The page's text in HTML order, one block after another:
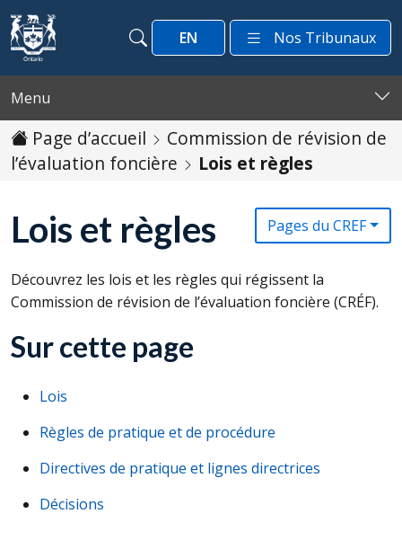
Passer au contenu
Recherche
Recherche
EN Nos Tribunaux
Menu
Page d’accueil
Commission de révision de
l’évaluation foncière
Lois et règles
Lois et règles Pages du CREF
Découvrez les lois et les règles qui régissent la
Commission de révision de l’évaluation foncière (CRÉF).
Sur cette page
Lois
Règles de pratique et de procédure
Directives de pratique et lignes directrices
Décisions